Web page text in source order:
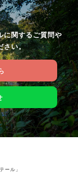
に関するご質問や
さい。
ール」